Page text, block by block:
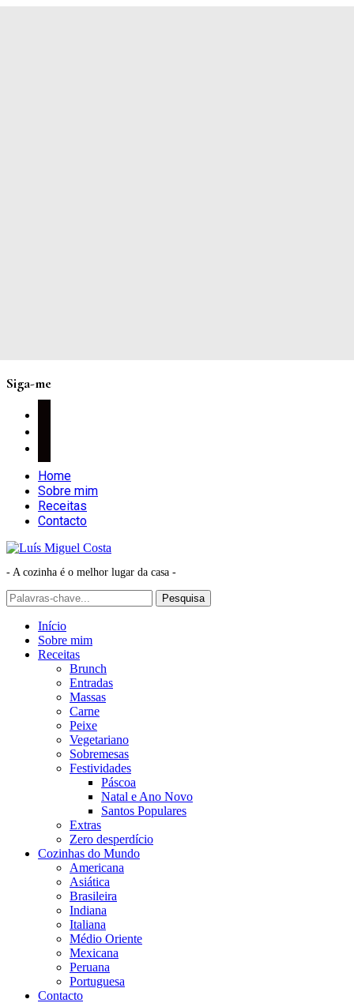
Siga-me
Home
Sobre mim
Receitas
Contacto
- A cozinha é o melhor lugar da casa -
Início
Sobre mim
Receitas
Brunch
Entradas
Massas
Carne
Peixe
Vegetariano
Sobremesas
Festividades
Páscoa
Natal e Ano Novo
Santos Populares
Extras
Zero desperdício
Cozinhas do Mundo
Americana
Asiática
Brasileira
Indiana
Italiana
Médio Oriente
Mexicana
Peruana
Portuguesa
Contacto